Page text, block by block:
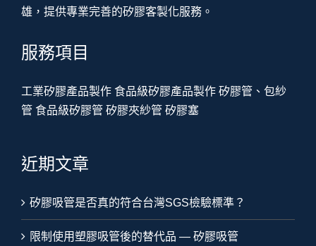
雄，提供專業完善的矽膠客製化服務。
服務項目
工業矽膠產品製作 食品級矽膠產品製作 矽膠管、包紗
管 食品級矽膠管 矽膠夾紗管 矽膠塞
近期文章
矽膠吸管是否真的符合台灣SGS檢驗標準？
限制使用塑膠吸管後的替代品 — 矽膠吸管